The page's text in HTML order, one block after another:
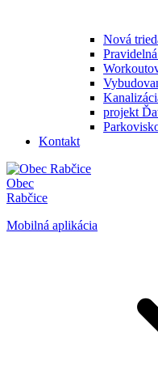
Nová
projekt
Kontakt
Obec
Rabčice
Mobilná aplikácia